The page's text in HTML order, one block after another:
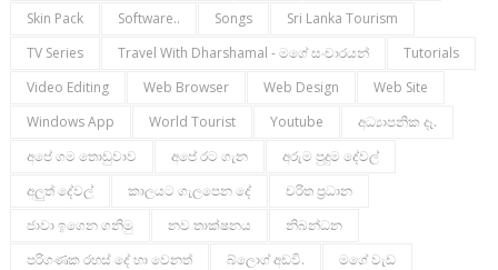
Skin Pack
Software.. Songs
Sri Lanka Tourism
TV Series
Travel With Dharshamal - මගේ සංචාරයන්
Tutorials
Video Editing
Web Browser Web Design
Web Site
Windows App
World Tourist Youtube
අධ්‍යාපනික දෑ.
අපේ ගම තොඩුවාව
අපේ රට ගැන
අරුම පුදුම දේවල්
අලුත් දේවල්
කාලයට ගැලපෙන දේ
චරිත ප්‍රධාන
ජාවා ඉගෙන ගනිමු
නව තාක්ෂනය
නිබන්ධන
පරිගණක රහස් දේ හා වෙනත්
බ්ලොග් අඩවි.
මගේ වැඩ